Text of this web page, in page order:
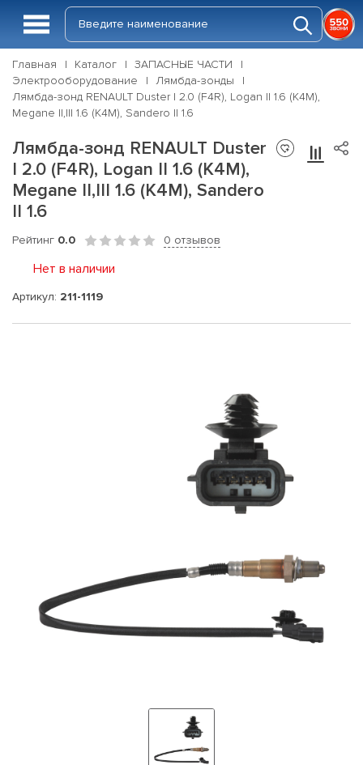
Главная Каталог
ЗАПАСНЫЕ ЧАСТИ
Электрооборудование
Лямбда-зонды
Лямбда-зонд RENAULT Duster I 2.0 (F4R), Logan II 1.6 (K4M),
Megane II,III 1.6 (K4M), Sandero II 1.6
Лямбда-зонд RENAULT Duster
I 2.0 (F4R), Logan II 1.6 (K4M),
Megane II,III 1.6 (K4M), Sandero
II 1.6
Рейтинг 0.0 0 отзывов
Нет в наличии
Артикул: 211-1119